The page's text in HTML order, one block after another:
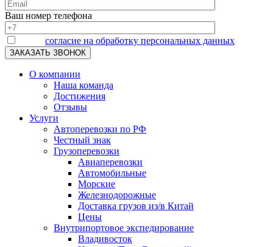
Ваш номер телефона
согласие на обработку персональных данных
О компании
Наша команда
Достижения
Отзывы
Услуги
Автоперевозки по РФ
Честный знак
Грузоперевозки
Авиаперевозки
Автомобильные
Морские
Железнодорожные
Доставка грузов из/в Китай
Цены
Внутрипортовое экспедирование
Владивосток